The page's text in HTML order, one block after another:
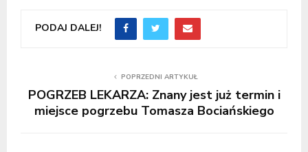
PODAJ DALEJ!
POPRZEDNI ARTYKUŁ
POGRZEB LEKARZA: Znany jest już termin i
miejsce pogrzebu Tomasza Bociańskiego